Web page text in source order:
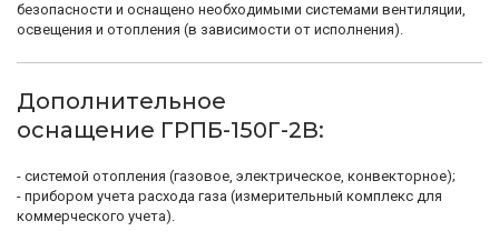
безопасности и оснащено необходимыми системами вентиляции,
освещения и отопления (в зависимости от исполнения).
Дополнительное
оснащение ГРПБ-150Г-2В:
- системой отопления (газовое, электрическое, конвекторное);
- прибором учета расхода газа (измерительный комплекс для
коммерческого учета).